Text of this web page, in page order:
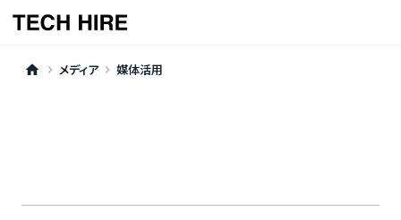
home keyboard_arrow_right メディア keyboard_arrow_right 媒体活用